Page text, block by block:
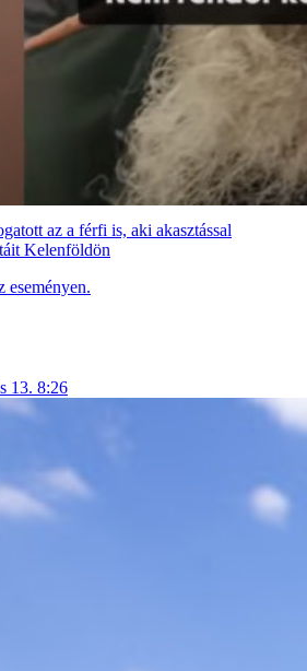
az a férfi is, aki akasztással
Kelenföldön
eseményen.
13. 8:26